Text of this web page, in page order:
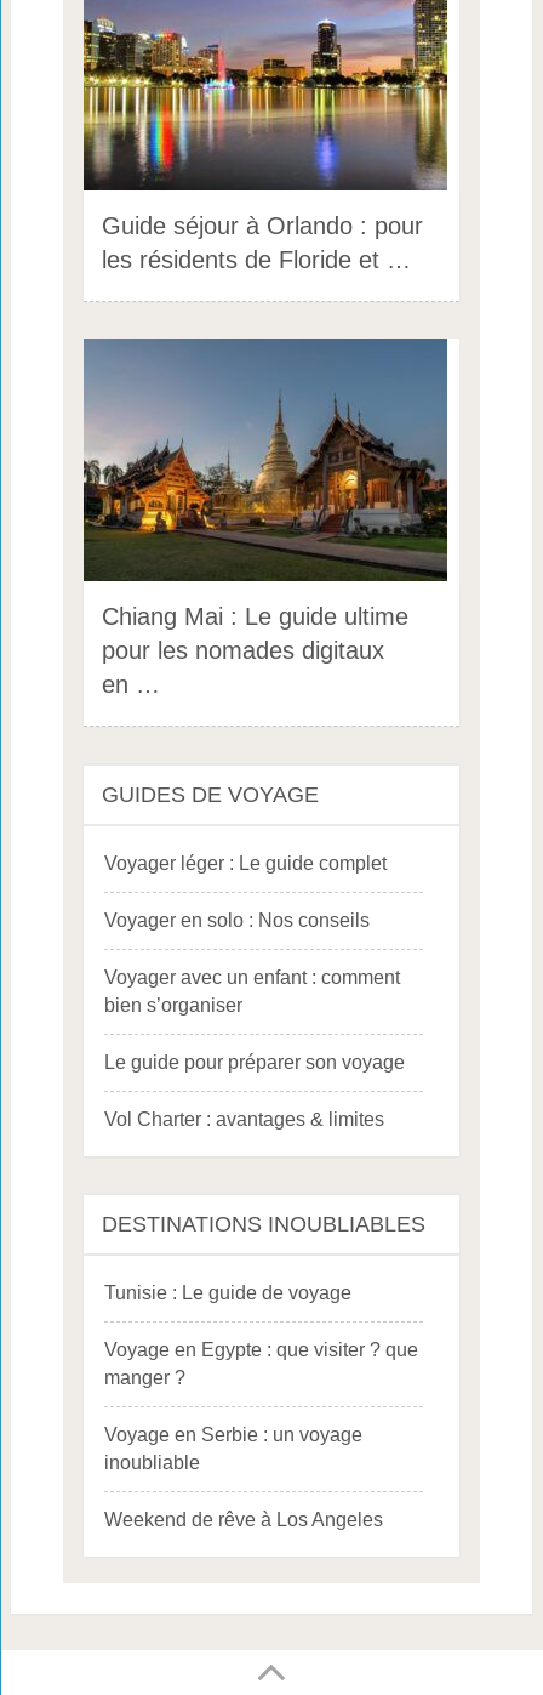
Guide séjour à Orlando : pour
les résidents de Floride et …
Chiang Mai : Le guide ultime
pour les nomades digitaux
en …
GUIDES DE VOYAGE
Voyager léger : Le guide complet
Voyager en solo : Nos conseils
Voyager avec un enfant : comment
bien s’organiser
Le guide pour préparer son voyage
Vol Charter : avantages & limites
DESTINATIONS INOUBLIABLES
Tunisie : Le guide de voyage
Voyage en Egypte : que visiter ? que
manger ?
Voyage en Serbie : un voyage
inoubliable
Weekend de rêve à Los Angeles